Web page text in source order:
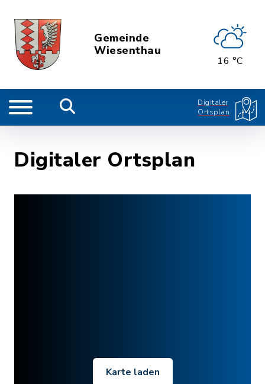
Gemeinde
Wiesenthau
16 °C
Digitaler
Ortsplan
Digitaler Ortsplan
Karte laden